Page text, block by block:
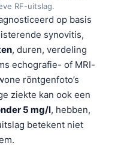
RF-uitslag.
op basis
synovitis,
, duren, verdeling
echografie- of MRI-
röntgenfoto’s
ziekte kan ook een
5 mg/l, hebben,
betekent niet